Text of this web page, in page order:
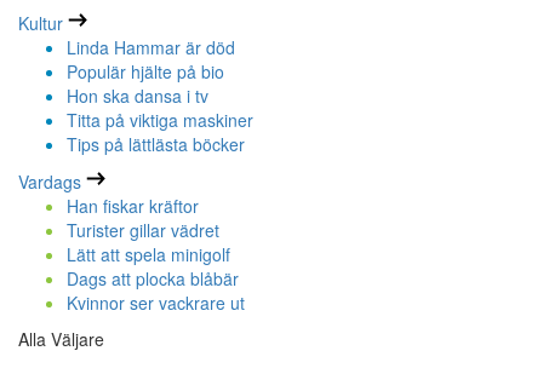
Kultur
Linda Hammar är död
Populär hjälte på bio
Hon ska dansa i tv
Titta på viktiga maskiner
Tips på lättlästa böcker
Vardags
Han fiskar kräftor
Turister gillar vädret
Lätt att spela minigolf
Dags att plocka blåbär
Kvinnor ser vackrare ut
Alla Väljare